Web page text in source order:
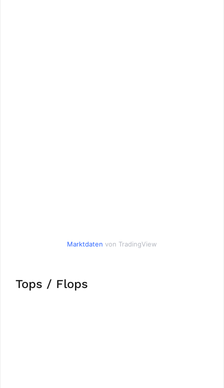
Marktdaten von TradingView
Tops / Flops